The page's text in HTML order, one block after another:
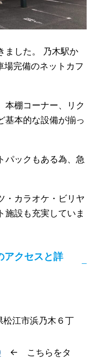
ました。 乃木駅か
場完備のネットカフ
本棚コーナー、リク
基本的な設備が揃っ
パックもある為、急
・カラオケ・ビリヤ
施設も充実していま
アクセスと詳
江市浜乃木６丁
← こちらをタ